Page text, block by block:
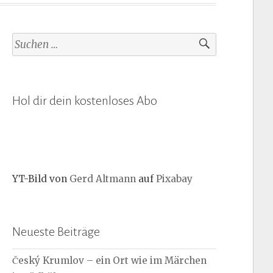
Suchen
nach:
Hol dir dein kostenloses Abo
YT-Bild von Gerd Altmann aufPixabay
Neueste Beiträge
Český Krumlov – ein Ort wie im Märchen